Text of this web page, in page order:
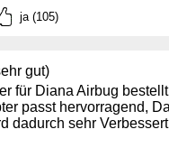
ja (105)
gut)
für Diana Airbug
passt hervorragend,
dadurch sehr